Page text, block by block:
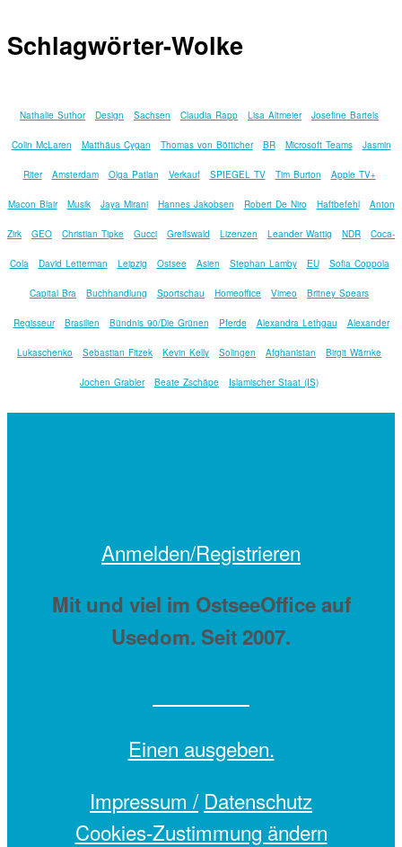
Schlagwörter-Wolke
Nathalie Suthor Design Sachsen Claudia Rapp Lisa Altmeier Josefine Bartels
Colin McLaren Matthäus Cygan Thomas von Bötticher BR Microsoft Teams Jasmin
Riter Amsterdam Olga Patlan Verkauf SPIEGEL TV Tim Burton Apple TV+
Macon Blair Musik Jaya Mirani Hannes Jakobsen Robert De Niro Haftbefehl Anton
Zirk GEO Christian Tipke Gucci Greifswald Lizenzen Leander Wattig NDR Coca-
Cola David Letterman Leipzig Ostsee Asien Stephan Lamby EU Sofia Coppola
Capital Bra Buchhandlung Sportschau Homeoffice Vimeo Britney Spears
Regisseur Brasilien Bündnis 90/Die Grünen Pferde Alexandra Lethgau Alexander
Lukaschenko Sebastian Fitzek Kevin Kelly Solingen Afghanistan Birgit Wärnke
Jochen Grabler Beate Zschäpe Islamischer Staat (IS)
Anmelden/Registrieren
Mit und viel im OstseeOffice auf
Usedom. Seit 2007.
Einen ausgeben.
Impressum / Datenschutz
Cookies-Zustimmung ändern